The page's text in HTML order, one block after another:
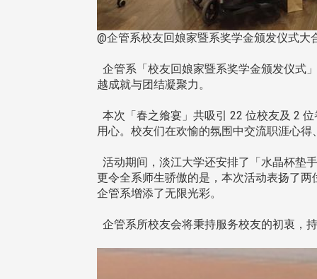
@企管系校友回娘家暨系奖学金颁发仪式大
企管系「校友回娘家暨系奖学金颁发仪式
越成就与团结凝聚力。
本次「春之飨宴」共吸引 22 位校友及 2
用心。校友们在欢愉的氛围中交流职涯心
活动期间，淡江大学还安排了「水晶杯垫
更令全系师生骄傲的是，本次活动表扬了
企管系增添了无限光彩。
企管系所校友会将秉持服务校友的初衷，